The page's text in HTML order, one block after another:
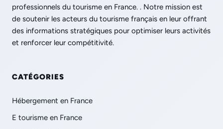
professionnels du tourisme en France. . Notre mission est
de soutenir les acteurs du tourisme français en leur offrant
des informations stratégiques pour optimiser leurs activités
et renforcer leur compétitivité.
CATÉGORIES
Hébergement en France
E tourisme en France